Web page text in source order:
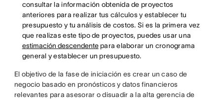
consultar la información obtenida de proyectos
anteriores para realizar tus cálculos y establecer tu
presupuesto y tu análisis de costos. Si es la primera vez
que realizas este tipo de proyectos, puedes usar una
estimación descendentepara elaborar un cronograma
general y establecer un presupuesto.
El objetivo de la fase de iniciación es crear un caso de
negocio basado en pronósticos y datos financieros
relevantes para asesorar o disuadir a la alta gerencia de